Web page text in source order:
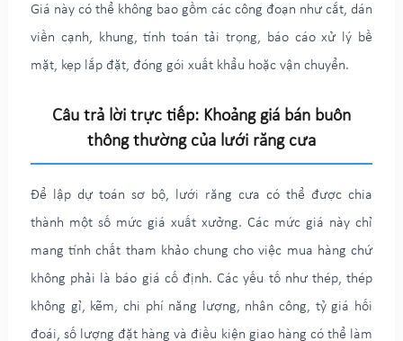
Giá này có thể không bao gồm các công đoạn như cắt, dán
viền cạnh, khung, tính toán tải trọng, báo cáo xử lý bề
mặt, kẹp lắp đặt, đóng gói xuất khẩu hoặc vận chuyển.
Câu trả lời trực tiếp: Khoảng giá bán buôn
thông thường của lưới răng cưa
Để lập dự toán sơ bộ, lưới răng cưa có thể được chia
thành một số mức giá xuất xưởng. Các mức giá này chỉ
mang tính chất tham khảo chung cho việc mua hàng chứ
không phải là báo giá cố định. Các yếu tố như thép, thép
không gỉ, kẽm, chi phí năng lượng, nhân công, tỷ giá hối
đoái, số lượng đặt hàng và điều kiện giao hàng có thể làm